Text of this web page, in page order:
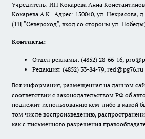
Учредитель: ИП Кокарева Анна
Кокарева А.К.. Адрес: 150040, ул. Некрасова,
(ТЦ "Североход", вход со стороны ул.
Контакты:
Отдел рекламы: (4852) 28-66-16,
Редакция: (4852) 33-84-79, red@pg76.ru
Вся информация, размещенная на данном
соответствии с законодательством РФ об
подлежит использованию кем-либо в какой
том числе воспроизведению,
как с письменного разрешения